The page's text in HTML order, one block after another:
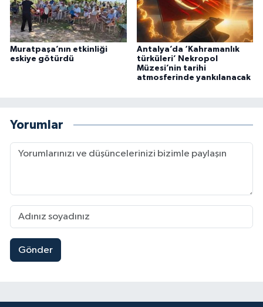
Muratpaşa’nın etkinliği
eskiye götürdü
Antalya’da ‘Kahramanlık
türküleri’ Nekropol
Müzesi’nin tarihi
atmosferinde yankılanacak
Yorumlar
Gönder